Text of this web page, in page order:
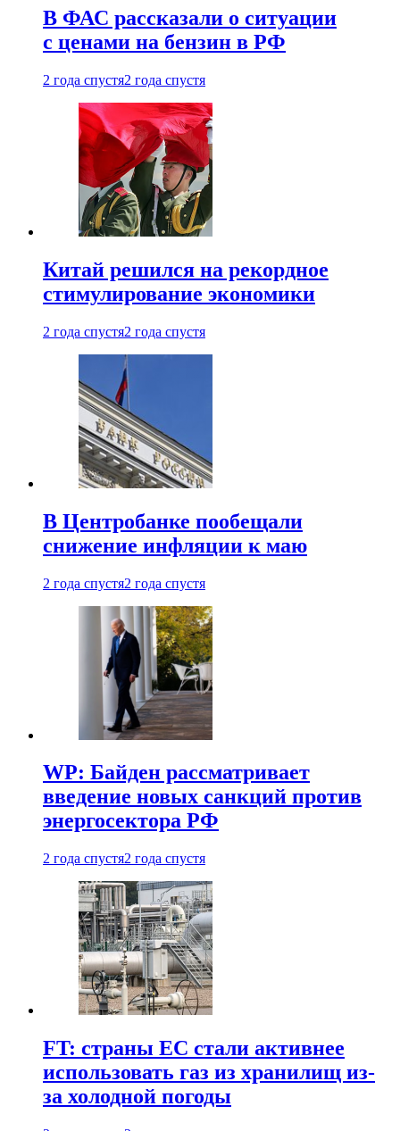
В ФАС рассказали о ситуации
с ценами на бензин в РФ
2 года спустя2 года спустя
Китай решился на рекордное
стимулирование экономики
2 года спустя2 года спустя
В Центробанке пообещали
снижение инфляции к маю
2 года спустя2 года спустя
WP: Байден рассматривает
введение новых санкций против
энергосектора РФ
2 года спустя2 года спустя
FT: страны ЕС стали активнее
использовать газ из хранилищ из-
за холодной погоды